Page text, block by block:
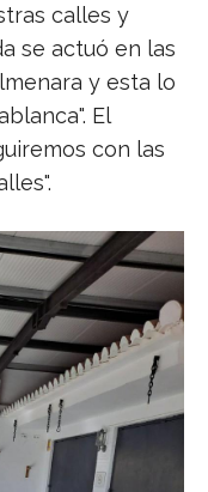
calles y
se actuó en las
y esta lo
El
con las